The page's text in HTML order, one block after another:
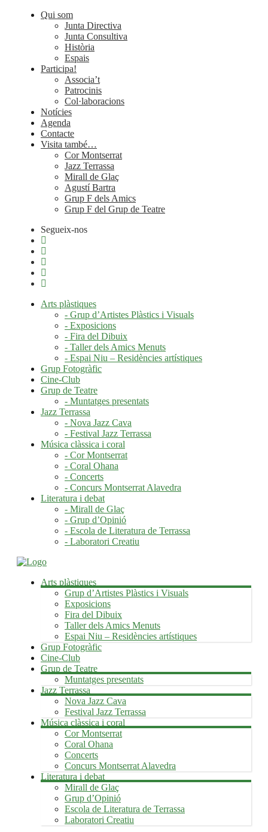
Qui som
Junta Directiva
Junta Consultiva
Història
Espais
Participa!
Associa’t
Patrocinis
Col·laboracions
Notícies
Agenda
Contacte
Visita també…
Cor Montserrat
Jazz Terrassa
Mirall de Glaç
Agustí Bartra
Grup F dels Amics
Grup F del Grup de Teatre
Segueix-nos
Arts plàstiques
- Grup d’Artistes Plàstics i Visuals
- Exposicions
- Fira del Dibuix
- Taller dels Amics Menuts
- Espai Niu – Residències artístiques
Grup Fotogràfic
Cine-Club
Grup de Teatre
- Muntatges presentats
Jazz Terrassa
- Nova Jazz Cava
- Festival Jazz Terrassa
Música clàssica i coral
- Cor Montserrat
- Coral Ohana
- Concerts
- Concurs Montserrat Alavedra
Literatura i debat
- Mirall de Glaç
- Grup d’Opinió
- Escola de Literatura de Terrassa
- Laboratori Creatiu
Arts plàstiques
Grup d’Artistes Plàstics i Visuals
Exposicions
Fira del Dibuix
Taller dels Amics Menuts
Espai Niu – Residències artístiques
Grup Fotogràfic
Cine-Club
Grup de Teatre
Muntatges presentats
Jazz Terrassa
Nova Jazz Cava
Festival Jazz Terrassa
Música clàssica i coral
Cor Montserrat
Coral Ohana
Concerts
Concurs Montserrat Alavedra
Literatura i debat
Mirall de Glaç
Grup d’Opinió
Escola de Literatura de Terrassa
Laboratori Creatiu